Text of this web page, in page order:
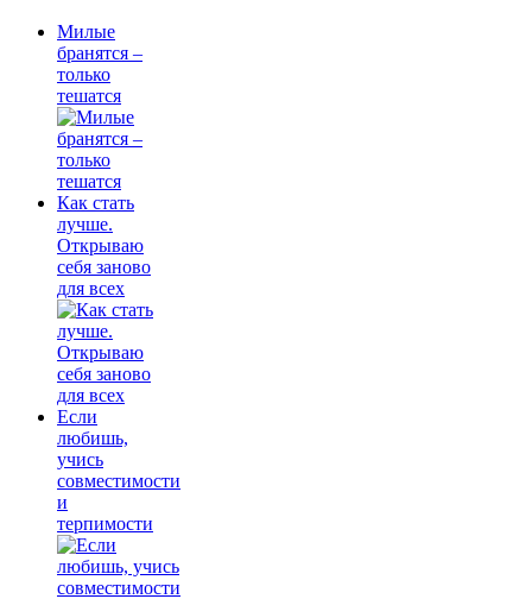
Милые
бранятся –
только
тешатся
Как стать
лучше.
Открываю
себя заново
для всех
Если
любишь,
учись
совместимости
и
терпимости